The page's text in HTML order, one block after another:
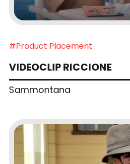
#Product Placement
VIDEOCLIP RICCIONE
Sammontana